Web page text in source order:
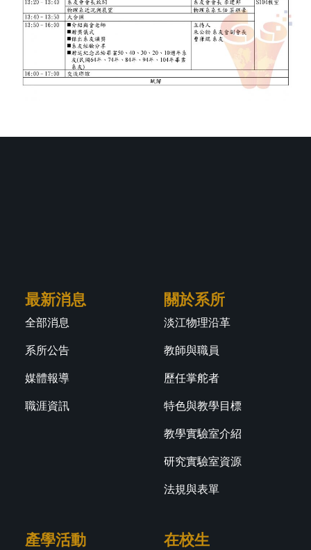
最新消息
全部消息
系所公告
媒體報導
職涯資訊
關於系所
淡江物理沿革
教師與職員
歷任掌舵者
特色與教學目標
教學實驗室介紹
研究實驗室資源
法規與表單
產學活動 在校生